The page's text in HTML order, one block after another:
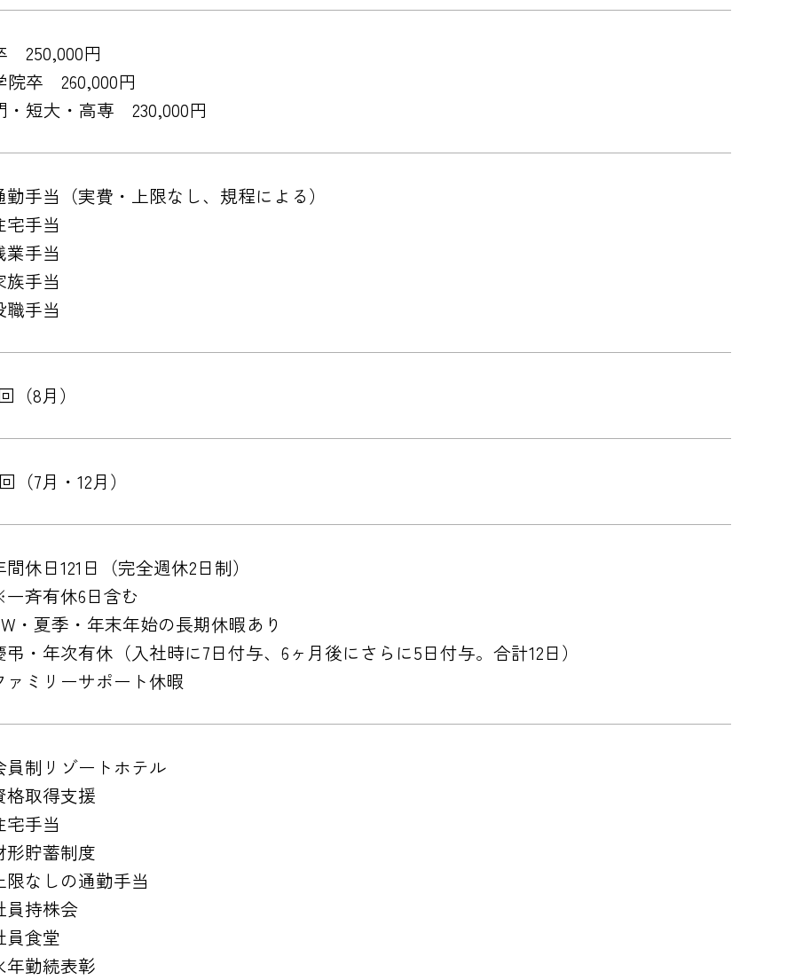
250,000円
院卒 260,000円
・短大・高専 230,000円
勤手当 （実費・上限なし、規程による）
宅手当
業手当
族手当
職手当
（8月）
（7月・12月）
間休日121日（完全週休2日制）
斉有休6日含む
・夏季・年末年始の長期休暇あり
弔・年次有休（入社時に7日付与、6ヶ月後にさらに5日付与。合計12日）
ァミリーサポート休暇
員制リゾートホテル
格取得支援
宅手当
形貯蓄制度
限なしの通勤手当
員持株会
員食堂
年勤続表彰